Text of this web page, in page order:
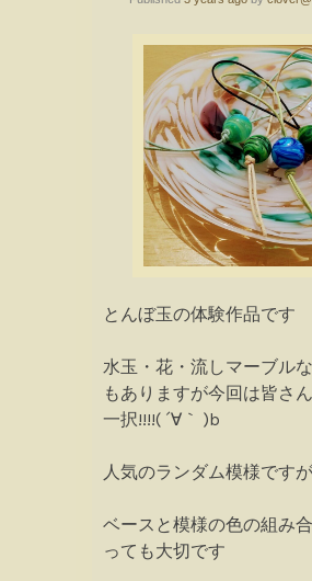
とんぼ玉の体験作品です
水玉・花・流しマーブル
もありますが今回は皆さ
一択!!!!( ´∀｀ )b
人気のランダム模様ですが
ベースと模様の色の組み
っても大切です